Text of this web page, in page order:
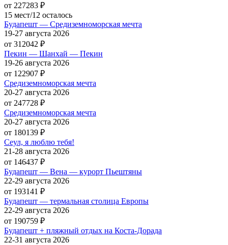
от 227283 ₽
15 мест/12 осталось
Будапешт — Средиземноморская мечта
19-27 августа 2026
от 312042 ₽
Пекин — Шанхай — Пекин
19-26 августа 2026
от 122907 ₽
Средиземноморская мечта
20-27 августа 2026
от 247728 ₽
Средиземноморская мечта
20-27 августа 2026
от 180139 ₽
Сеул, я люблю тебя!
21-28 августа 2026
от 146437 ₽
Будапешт — Вена — курорт Пьештяны
22-29 августа 2026
от 193141 ₽
Будапешт — термальная столица Европы
22-29 августа 2026
от 190759 ₽
Будапешт + пляжный отдых на Коста-Дорада
22-31 августа 2026